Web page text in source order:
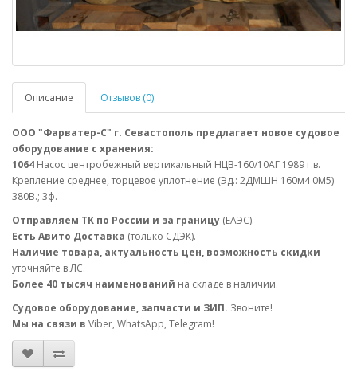
Описание Отзывов (0)
ООО "Фарватер-С" г. Севастополь предлагает новое судовое
оборудование с хранения:
1064 Насос центробежный вертикальный НЦВ-160/10АГ 1989 г.в.
Крепление среднее, торцевое уплотнение (Эд.: 2ДМШН 160м4 0М5)
380В.; 3ф.
Отправляем ТК по России и за границу (ЕАЭС).
Есть Авито Доставка (только СДЭК).
Наличие товара, актуальность цен, возможность скидки
уточняйте в ЛС.
Более 40 тысяч наименований на складе в наличии.
Судовое оборудование, запчасти и ЗИП. Звоните!
Мы на связи в Viber, WhatsApp, Telegram!